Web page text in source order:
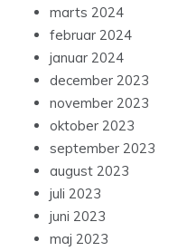
marts 2024
februar 2024
januar 2024
december 2023
november 2023
oktober 2023
september 2023
august 2023
juli 2023
juni 2023
maj 2023